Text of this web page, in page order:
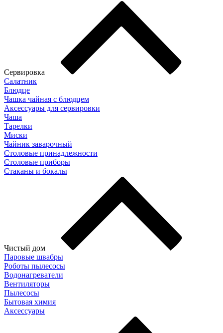
Сервировка
Салатник
Блюдце
Чашка чайная с блюдцем
Аксессуары для сервировки
Чаша
Тарелки
Миски
Чайник заварочный
Столовые принадлежности
Столовые приборы
Стаканы и бокалы
Чистый дом
Паровые швабры
Роботы пылесосы
Водонагреватели
Вентиляторы
Пылесосы
Бытовая химия
Аксессуары